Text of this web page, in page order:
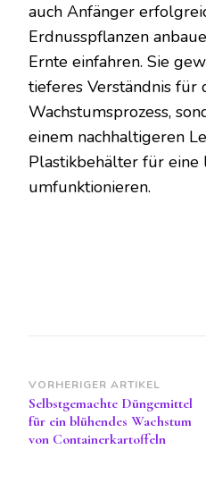
auch Anfänger
Erdnusspflanzen
Ernte einfahren. Sie
tieferes Verständnis für
Wachstumsprozess,
einem nachhaltigeren
Plastikbehälter für eine
umfunktionieren.
VORHERIGER ARTIKEL
Selbstgemachte Düngemittel
für ein blühendes Wachstum
von Containerkartoffeln